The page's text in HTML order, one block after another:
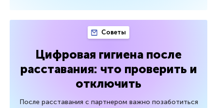
Советы
Цифровая гигиена после
расставания: что проверить и
отключить
После расставания с партнером важно позаботиться